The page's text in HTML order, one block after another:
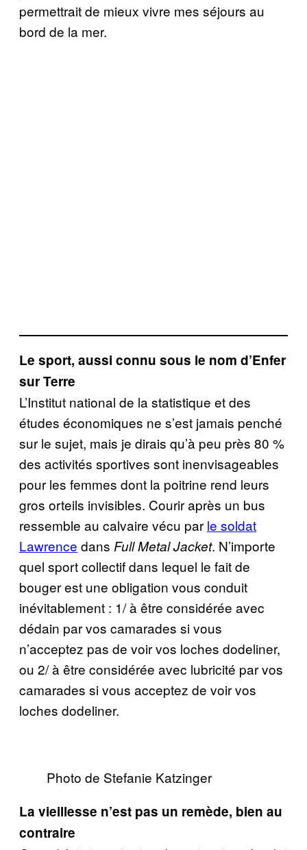
permettrait de mieux vivre mes séjours au
bord de la mer.
Le sport, aussi connu sous le nom d’Enfer
sur Terre
L’Institut national de la statistique et des
études économiques ne s’est jamais penché
sur le sujet, mais je dirais qu’à peu près 80 %
des activités sportives sont inenvisageables
pour les femmes dont la poitrine rend leurs
gros orteils invisibles. Courir après un bus
ressemble au calvaire vécu par le soldat
Lawrence dans Full Metal Jacket. N’importe
quel sport collectif dans lequel le fait de
bouger est une obligation vous conduit
inévitablement : 1/ à être considérée avec
dédain par vos camarades si vous
n’acceptez pas de voir vos loches dodeliner,
ou 2/ à être considérée avec lubricité par vos
camarades si vous acceptez de voir vos
loches dodeliner.
Photo de Stefanie Katzinger
La vieillesse n’est pas un remède, bien au
contraire